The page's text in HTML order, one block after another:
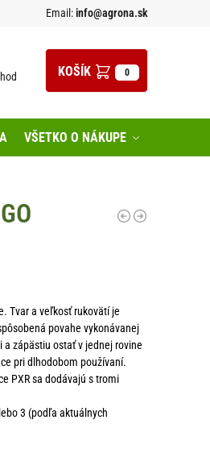
Email:info@agrona.sk
0
VŠETKO O NÁKUPE
Tvar a veľkosť rukovätí je
povahe vykonávanej
zápästiu ostať v jednej rovine
pri dlhodobom používaní.
PXR sa dodávajú s tromi
3 (podľa aktuálnych